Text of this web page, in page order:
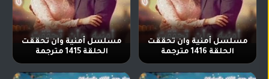
مسلسل أمنية وان تحققت
الحلقة 1416 مترجمة
مسلسل أمنية وان تحققت
الحلقة 1415 مترجمة